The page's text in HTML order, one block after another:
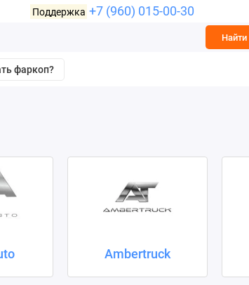
Поддержка +7 (960) 015-00-30
Найти
фаркоп?
Ambertruck